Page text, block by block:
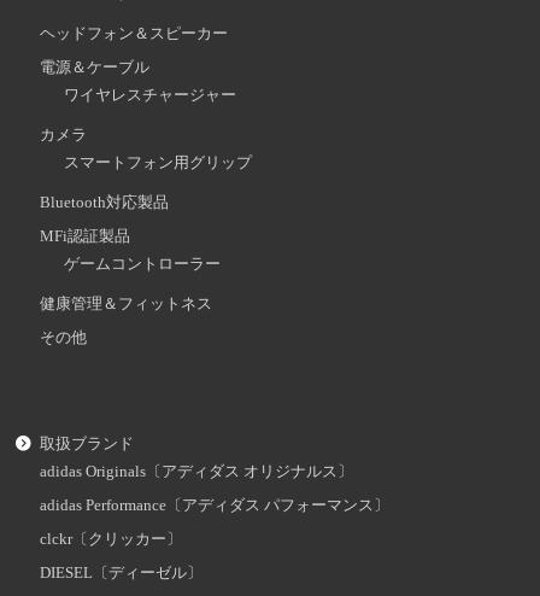
ヘッドフォン＆スピーカー
電源＆ケーブル
ワイヤレスチャージャー
カメラ
スマートフォン用グリップ
Bluetooth対応製品
MFi認証製品
ゲームコントローラー
健康管理＆フィットネス
その他
取扱ブランド
adidas Originals〔アディダス オリジナルス〕
adidas Performance〔アディダス パフォーマンス〕
clckr〔クリッカー〕
DIESEL〔ディーゼル〕